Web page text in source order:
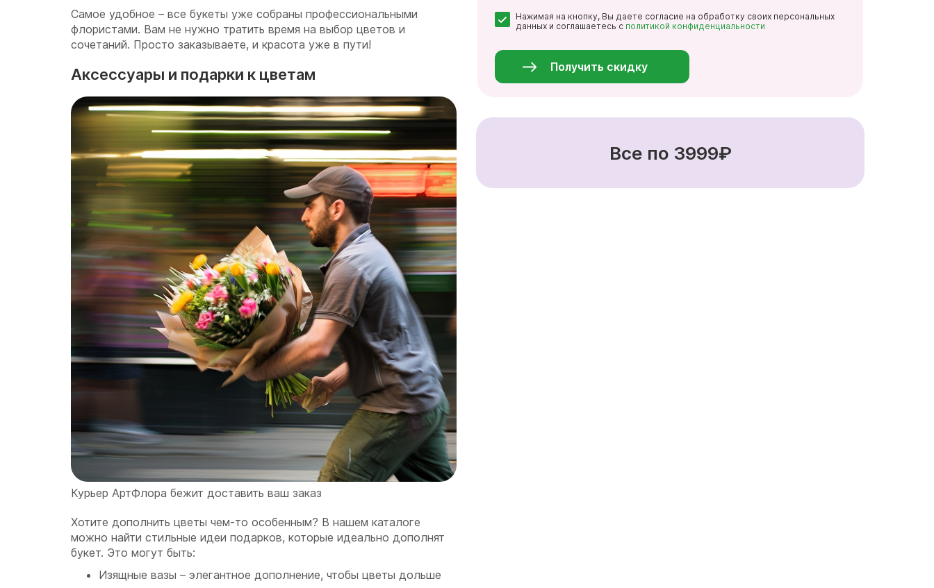
Самое удобное – все букеты уже собраны профессиональными
флористами. Вам не нужно тратить время на выбор цветов и
сочетаний. Просто заказываете, и красота уже в пути!
Аксессуары и подарки к цветам
Курьер АртФлора бежит доставить ваш заказ
Хотите дополнить цветы чем-то особенным? В нашем каталоге
можно найти стильные идеи подарков, которые идеально дополнят
букет. Это могут быть:
Изящные вазы – элегантное дополнение, чтобы цветы дольше
*
*
Нажимая на кнопку, Вы даете согласие на обработку своих персональных
данных и соглашаетесь с политикой конфиденциальности
Получить скидку
Все по 3999₽